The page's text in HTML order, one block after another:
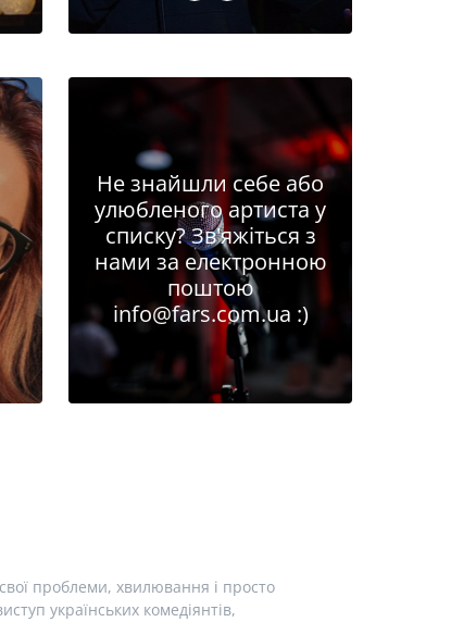
Не знайшли себе або
улюбленого артиста у
списку? Зв'яжіться з
нами за електронною
поштою
info@fars.com.ua :)
проблеми, хвилювання і просто
українських комедіянтів,